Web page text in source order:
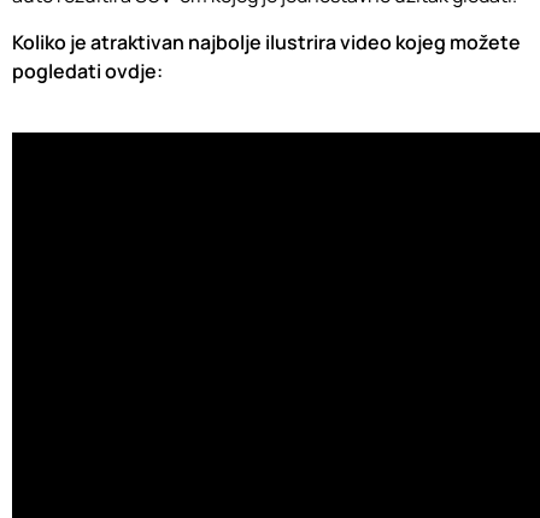
Koliko je atraktivan najbolje ilustrira video kojeg možete
pogledati ovdje: